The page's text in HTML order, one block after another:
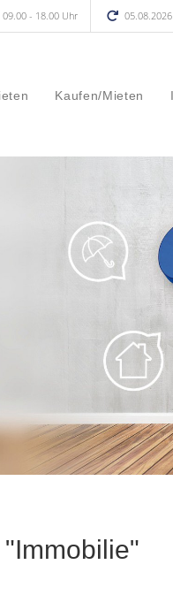
09.00 - 18.00 Uhr 05.08.2026
Kaufen/Mieten